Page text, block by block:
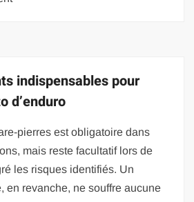
indispensables pour
d’enduro
pierres est obligatoire dans
mais reste facultatif lors de
les risques identifiés. Un
en revanche, ne souffre aucune